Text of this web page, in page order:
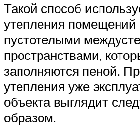
Такой способ
утепления помещений
пустотелыми
пространствами,
заполняются пеной.
утепления уже
объекта выглядит
образом.